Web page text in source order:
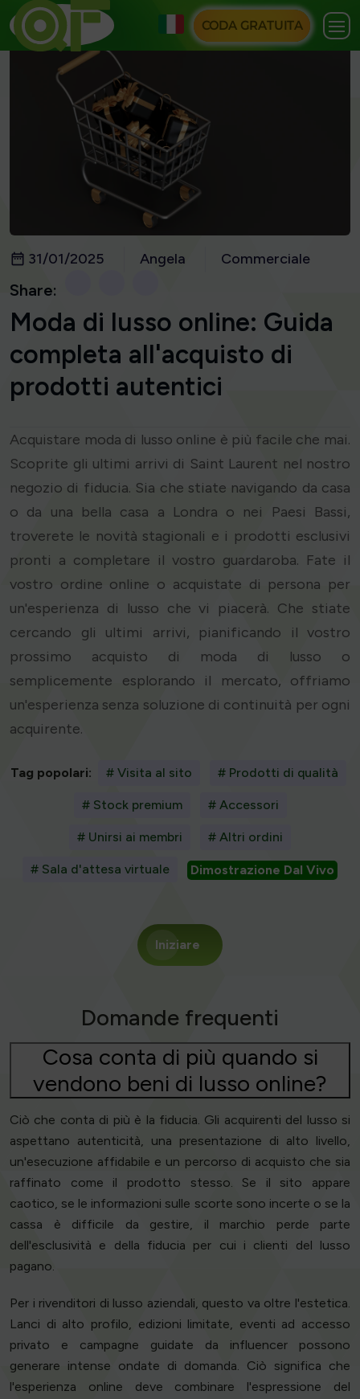
CODA GRATUITA
31/01/2025 Angela Commerciale
Share:
Moda di lusso online: Guida
completa all'acquisto di
prodotti autentici
Acquistare moda di lusso online è più facile che mai.
Scoprite gli ultimi arrivi di Saint Laurent nel nostro
negozio di fiducia. Sia che stiate navigando da casa
o da una bella casa a Londra o nei Paesi Bassi,
troverete le novità stagionali e i prodotti esclusivi
pronti a completare il vostro guardaroba. Fate il
vostro ordine online o acquistate di persona per
un'esperienza di lusso che vi piacerà. Che stiate
cercando gli ultimi arrivi, pianificando il vostro
prossimo acquisto di moda di lusso o
semplicemente esplorando il mercato, offriamo
un'esperienza senza soluzione di continuità per ogni
acquirente.
Tag popolari: # Visita al sito # Prodotti di qualità
# Stock premium # Accessori
# Unirsi ai membri # Altri ordini
# Sala d'attesa virtuale Dimostrazione Dal Vivo
Iniziare
Domande frequenti
Cosa conta di più quando si
vendono beni di lusso online?
Ciò che conta di più è la fiducia. Gli acquirenti del lusso si
aspettano autenticità, una presentazione di alto livello,
un'esecuzione affidabile e un percorso di acquisto che sia
raffinato come il prodotto stesso. Se il sito appare
caotico, se le informazioni sulle scorte sono incerte o se la
cassa è difficile da gestire, il marchio perde parte
dell'esclusività e della fiducia per cui i clienti del lusso
pagano.
Per i rivenditori di lusso aziendali, questo va oltre l'estetica.
Lanci di alto profilo, edizioni limitate, eventi ad accesso
privato e campagne guidate da influencer possono
generare intense ondate di domanda. Ciò significa che
l'esperienza online deve combinare l'espressione del